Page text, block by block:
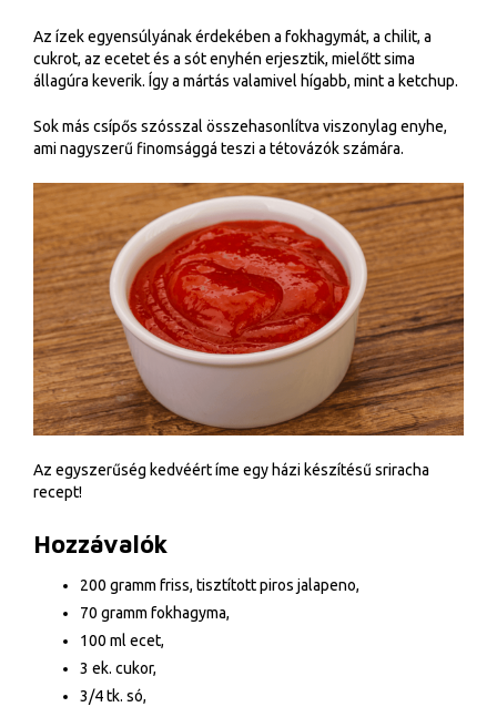
Az ízek egyensúlyának érdekében a fokhagymát, a chilit, a
cukrot, az ecetet és a sót enyhén erjesztik, mielőtt sima
állagúra keverik. Így a mártás valamivel hígabb, mint a ketchup.
Sok más csípős szósszal összehasonlítva viszonylag enyhe,
ami nagyszerű finomsággá teszi a tétovázók számára.
Az egyszerűség kedvéért íme egy házi készítésű sriracha
recept!
Hozzávalók
200 gramm friss, tisztított piros jalapeno,
70 gramm fokhagyma,
100 ml ecet,
3 ek. cukor,
3/4 tk. só,